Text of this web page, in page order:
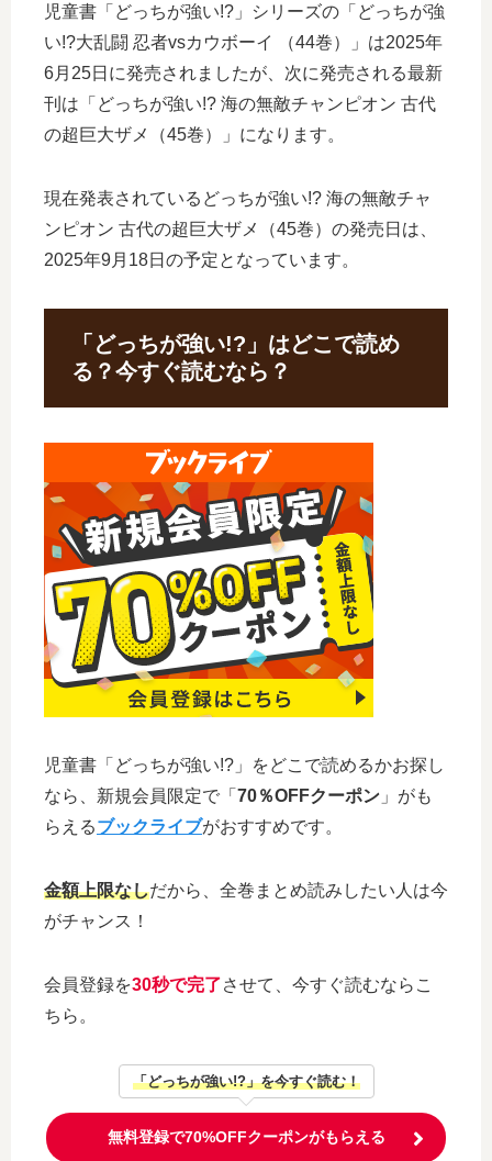
児童書「どっちが強い!?」シリーズの「どっちが強
い!?大乱闘 忍者vsカウボーイ （44巻）」は2025年
6月25日に発売されましたが、次に発売される最新
刊は「どっちが強い!? 海の無敵チャンピオン 古代
の超巨大ザメ（45巻）」になります。
現在発表されているどっちが強い!? 海の無敵チャ
ンピオン 古代の超巨大ザメ（45巻）の発売日は、
2025年9月18日の予定となっています。
「どっちが強い!?」はどこで読め
る？今すぐ読むなら？
児童書「どっちが強い!?」をどこで読めるかお探し
なら、新規会員限定で「 70％OFFクーポン 」がも
らえるブックライブがおすすめです。
金額上限なしだから、全巻まとめ読みしたい人は今
がチャンス！
会員登録を30秒で完了させて、今すぐ読むならこ
ちら。
「どっちが強い!?」を今すぐ読む！
無料登録で70%OFFクーポンがもらえる